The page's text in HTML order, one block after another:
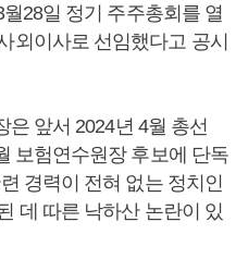
28일 정기 주주총회를 열
외이사로 선임했다고 공시
은 앞서 2024년 4월 총선
보험연수원장 후보에 단독
경력이 전혀 없는 정치인
데 따른 낙하산 논란이 있